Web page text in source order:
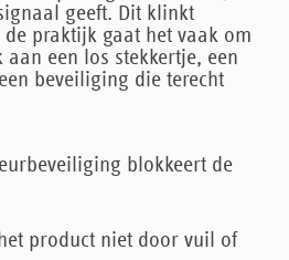
geeft. Dit klinkt
praktijk gaat het vaak om
een los stekkertje, een
beveiliging die terecht
blokkeert de
product niet door vuil of